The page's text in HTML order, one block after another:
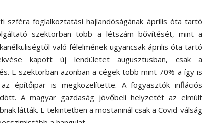
foglalkoztatási hajlandóságának április óta tartó
szektorban több a létszám bővítését, mint a
való félelmének ugyancsak április óta tartó
kapott új lendületet augusztusban, csak a
E szektorban azonban a cégek több mint 70%-a így is
építőipar is megközelítette. A fogyasztók inflációs
A magyar gazdaság jövőbeli helyzetét az elmúlt
látták. E tekintetben a mostaninál csak a Covid-válság